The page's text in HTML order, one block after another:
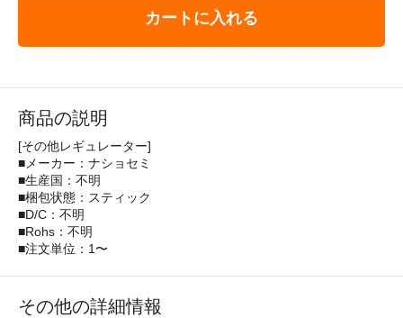
カートに入れる
商品の説明
[その他レギュレーター]
■メーカー：ナショセミ
■生産国：不明
■梱包状態：スティック
■D/C：不明
■Rohs：不明
■注文単位：1〜
その他の詳細情報